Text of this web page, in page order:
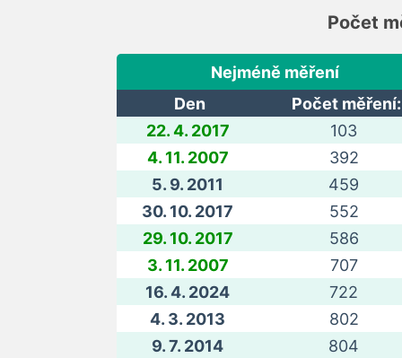
Počet
Nejméně měření
Den
Počet měření:
22. 4. 2017
103
4. 11. 2007
392
5. 9. 2011
459
30. 10. 2017
552
29. 10. 2017
586
3. 11. 2007
707
16. 4. 2024
722
4. 3. 2013
802
9. 7. 2014
804